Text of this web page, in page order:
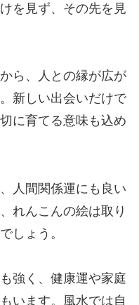
を見ず、その先を見
ら、人との縁が広が
新しい出会いだけで
に育てる意味も込め
人間関係運にも良い
れんこんの絵は取り
しょう。
強く、健康運や家庭
います。風水では自